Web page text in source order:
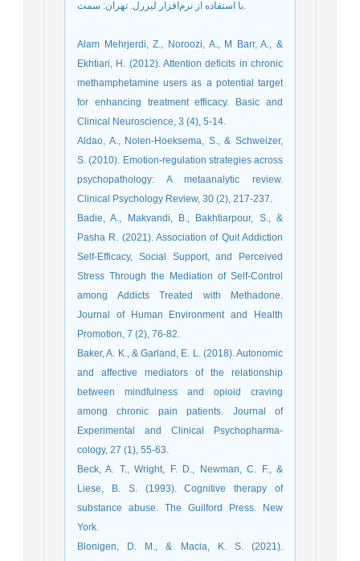
با استفاده از نرم‌افزار لیزرل. تهران: سمت.
Alam Mehrjerdi, Z., Noroozi, A., M Barr, A., &
Ekhtiari, H. (2012). Attention deficits in chronic
methamphetamine users as a potential target
for enhancing treatment efficacy. Basic and
Clinical Neuroscience, 3 (4), 5-14.
Aldao, A., Nolen-Hoeksema, S., & Schweizer,
S. (2010). Emotion-regulation strategies across
psychopathology: A metaanalytic review.
Clinical Psychology Review, 30 (2), 217-237.
Badie, A., Makvandi, B., Bakhtiarpour, S., &
Pasha R. (2021). Association of Quit Addiction
Self-Efficacy, Social Support, and Perceived
Stress Through the Mediation of Self-Control
among Addicts Treated with Methadone.
Journal of Human Environment and Health
Promotion, 7 (2), 76-82.
Baker, A. K., & Garland, E. L. (2018). Autonomic
and affective mediators of the relationship
between mindfulness and opioid craving
among chronic pain patients. Journal of
Experimental and Clinical Psychopharma-
cology, 27 (1), 55-63.
Beck, A. T., Wright, F. D., Newman, C. F., &
Liese, B. S. (1993). Cognitive therapy of
substance abuse. The Guilford Press. New
York.
Blonigen, D. M., & Macia, K. S. (2021).